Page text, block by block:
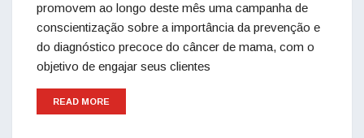
promovem ao longo deste mês uma campanha de
conscientização sobre a importância da prevenção e
do diagnóstico precoce do câncer de mama, com o
objetivo de engajar seus clientes
READ MORE